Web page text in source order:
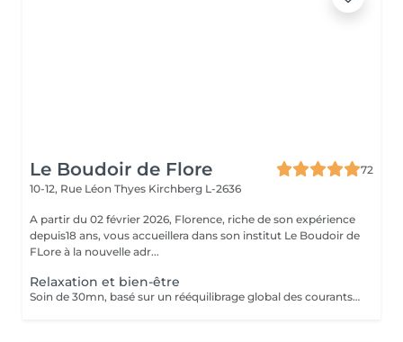
Le Boudoir de Flore
72
10-12, Rue Léon Thyes Kirchberg L-2636
A partir du 02 février 2026, Florence, riche de son expérience
depuis18 ans, vous accueillera dans son institut Le Boudoir de
FLore à la nouvelle adr...
Relaxation et bien-être
Soin de 30mn, basé sur un rééquilibrage global des courants d'énergies dans le corps. La technique des polarités apporte une grande détente, soulage les douleurs et élimine tous les blocages énergétiques situés entre les articulations. Associé à 30mn de magnétisme crânien. Pour ce soin, vous pouvez rester habillé.